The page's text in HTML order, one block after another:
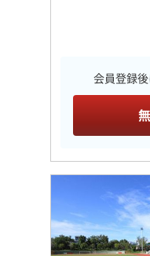
会員登録